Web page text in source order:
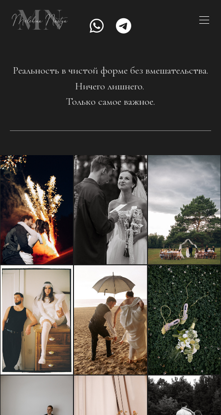
Реальность в чистой форме без вмешательства.
Ничего лишнего.
Только самое важное.